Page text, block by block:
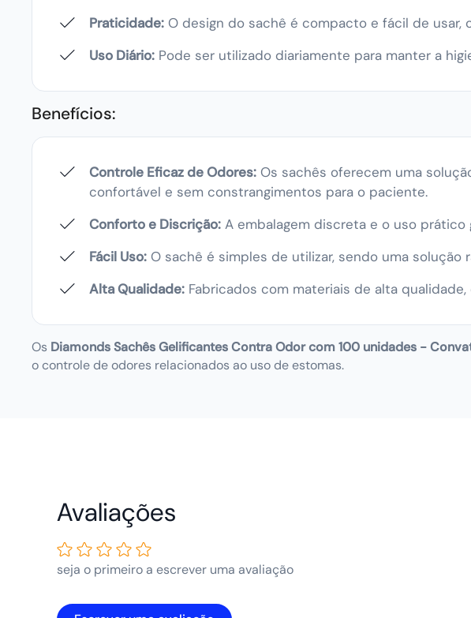
Praticidade: O design do sachê é compacto e fácil de
Uso Diário: Pode ser utilizado diariamente para manter a
Benefícios:
Controle Eficaz de Odores: Os sachês oferecem uma
confortável e sem constrangimentos para o paciente.
Conforto e Discrição: A embalagem discreta e o uso
Fácil Uso: O sachê é simples de utilizar, sendo uma
Alta Qualidade: Fabricados com materiais de alta
Os Diamonds Sachês Gelificantes Contra Odorcom 100 unidades -
o controle de odores relacionados ao uso de estomas.
Clientes
seja o primeiro a escrever uma avaliação